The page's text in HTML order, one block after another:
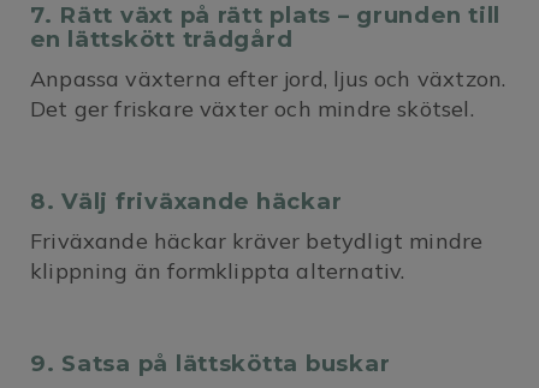
7. Rätt växt på rätt plats – grunden till
en lättskött trädgård
Anpassa växterna efter jord, ljus och växtzon.
Det ger friskare växter och mindre skötsel.
8. Välj friväxande häckar
Friväxande häckar kräver betydligt mindre
klippning än formklippta alternativ.
9. Satsa på lättskötta buskar